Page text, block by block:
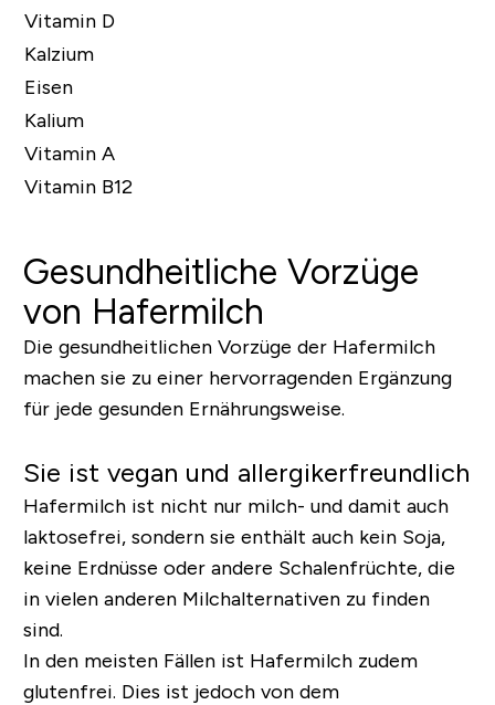
Vitamin D
Kalzium
Eisen
Kalium
Vitamin A
Vitamin B12
Gesundheitliche Vorzüge
von Hafermilch
Die gesundheitlichen Vorzüge der Hafermilch
machen sie zu einer hervorragenden Ergänzung
für jede gesunden Ernährungsweise.
Sie ist vegan und allergikerfreundlich
Hafermilch ist nicht nur milch- und damit auch
laktosefrei, sondern sie enthält auch kein Soja,
keine Erdnüsse oder andere Schalenfrüchte, die
in vielen anderen Milchalternativen zu finden
sind.
In den meisten Fällen ist Hafermilch zudem
glutenfrei. Dies ist jedoch von dem